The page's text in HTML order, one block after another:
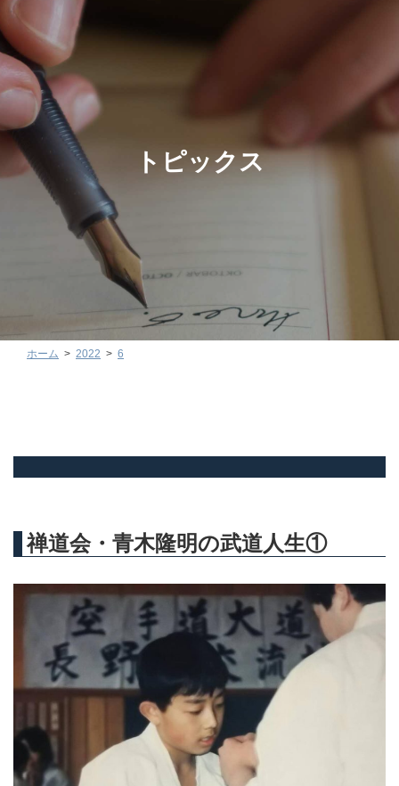
トピックス
ホーム 2022 6
禅道会・青木隆明の武道人生①